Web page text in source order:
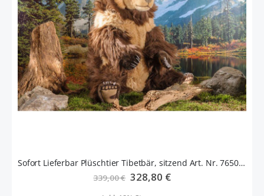
Sofort Lieferbar Plüschtier Tibetbär, sitzend Art. Nr. 7650 Fa. Kösen
339,00 € Sonderangebot
328,80 €